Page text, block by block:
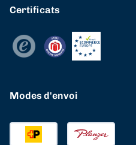
Certificats
Modes d'envoi